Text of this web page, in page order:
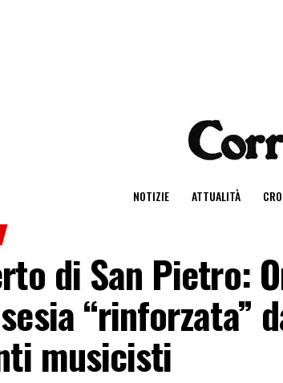
NOTIZIE ATTUALITÀ
di San Pietro:
“rinforzata”
musicisti